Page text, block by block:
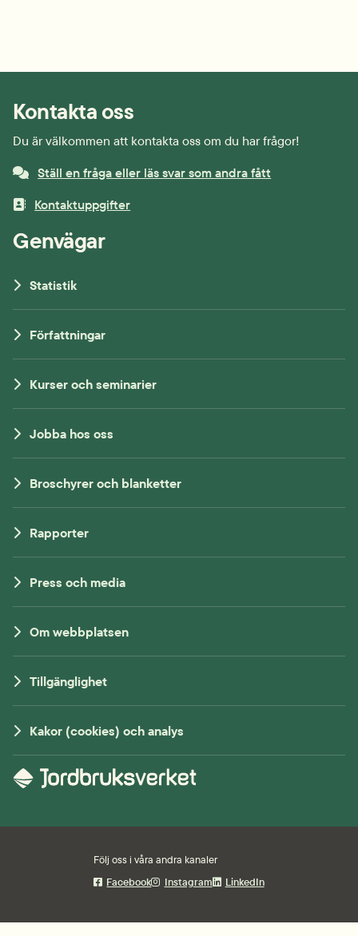
Kontakta oss
Du är välkommen att kontakta oss om du har frågor!
Ställ en fråga eller läs svar som andra fått
Kontaktuppgifter
Genvägar
Statistik
Författningar
Kurser och seminarier
Jobba hos oss
Broschyrer och blanketter
Rapporter
Press och media
Om webbplatsen
Tillgänglighet
Kakor (cookies) och analys
Följ oss i våra andra kanaler
Facebook
Instagram LinkedIn